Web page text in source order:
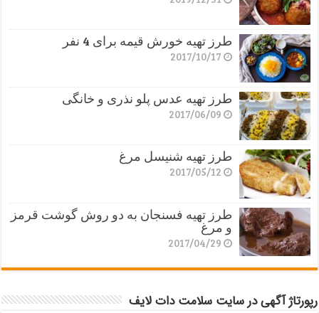
طرز تهیه خورش قیمه برای 4 نفر
2017/10/17
طرز تهیه عدس پلو نذری و خانگی
2017/06/09
طرز تهیه شنیسل مرغ
2017/05/12
طرز تهیه فسنجان به دو روش گوشت قرمز
و مرغ
2017/04/29
رپورتاژ آگهی در سایت سلامت دات لایف